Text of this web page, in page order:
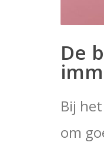
De
Bij
om